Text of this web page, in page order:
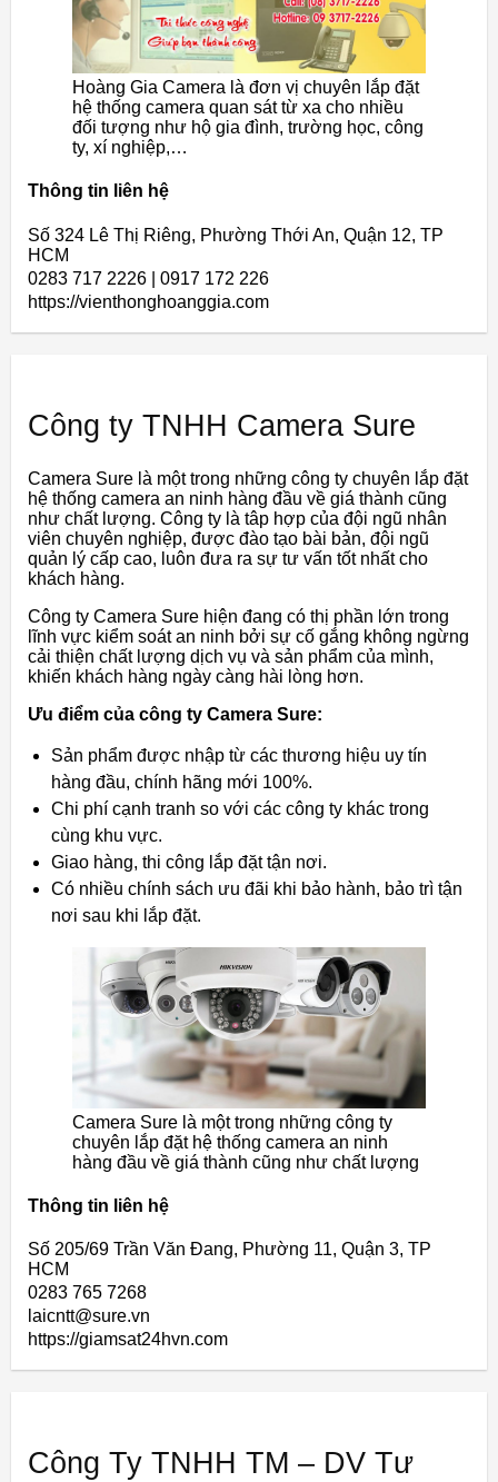
Hoàng Gia Camera là đơn vị chuyên lắp đặt
hệ thống camera quan sát từ xa cho nhiều
đối tượng như hộ gia đình, trường học, công
ty, xí nghiệp,…
Thông tin liên hệ
Số 324 Lê Thị Riêng, Phường Thới An, Quận 12, TP
HCM
0283 717 2226 | 0917 172 226
https://vienthonghoanggia.com
Công ty TNHH Camera Sure
Camera Sure là một trong những công ty chuyên lắp đặt
hệ thống camera an ninh hàng đầu về giá thành cũng
như chất lượng. Công ty là tâp hợp của đội ngũ nhân
viên chuyên nghiệp, được đào tạo bài bản, đội ngũ
quản lý cấp cao, luôn đưa ra sự tư vấn tốt nhất cho
khách hàng.
Công ty Camera Sure hiện đang có thị phần lớn trong
lĩnh vực kiểm soát an ninh bởi sự cố gắng không ngừng
cải thiện chất lượng dịch vụ và sản phẩm của mình,
khiến khách hàng ngày càng hài lòng hơn.
Ưu điểm của công ty Camera Sure:
Sản phẩm được nhập từ các thương hiệu uy tín
hàng đầu, chính hãng mới 100%.
Chi phí cạnh tranh so với các công ty khác trong
cùng khu vực.
Giao hàng, thi công lắp đặt tận nơi.
Có nhiều chính sách ưu đãi khi bảo hành, bảo trì tận
nơi sau khi lắp đặt.
Camera Sure là một trong những công ty
chuyên lắp đặt hệ thống camera an ninh
hàng đầu về giá thành cũng như chất lượng
Thông tin liên hệ
Số 205/69 Trần Văn Đang, Phường 11, Quận 3, TP
HCM
0283 765 7268
laicntt@sure.vn
https://giamsat24hvn.com
Công Ty TNHH TM – DV Tư